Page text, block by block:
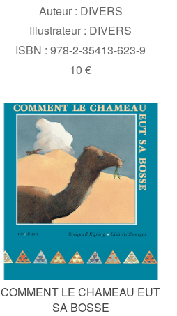
Auteur : DIVERS
Illustrateur : DIVERS
ISBN : 978-2-35413-623-9
10 €
COMMENT LE CHAMEAU EUT
SA BOSSE